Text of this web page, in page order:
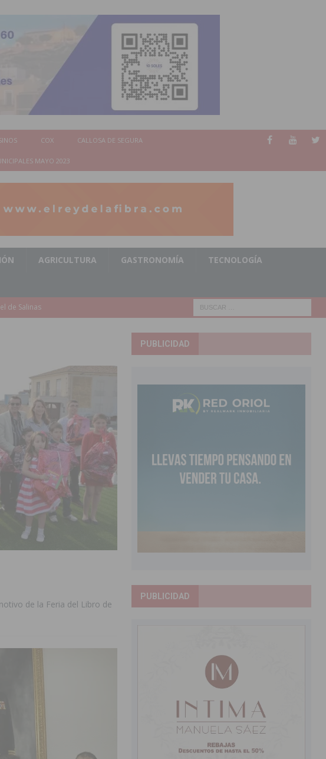
COX CALLOSA DE SEGURA
MAYO 2023
AGRICULTURA GASTRONOMÍA TECNOLOGÍA
para el
PILAR DE LA
las
del
planificar
violencia
entre
de la Feria del Libro de
PUBLICIDAD
PUBLICIDAD